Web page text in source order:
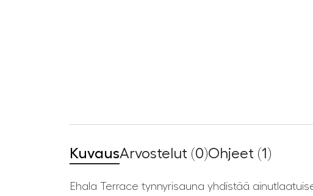
KuvausArvostelut (0)Ohjeet (1)
Ehala Terrace tynnyrisauna yhdistää